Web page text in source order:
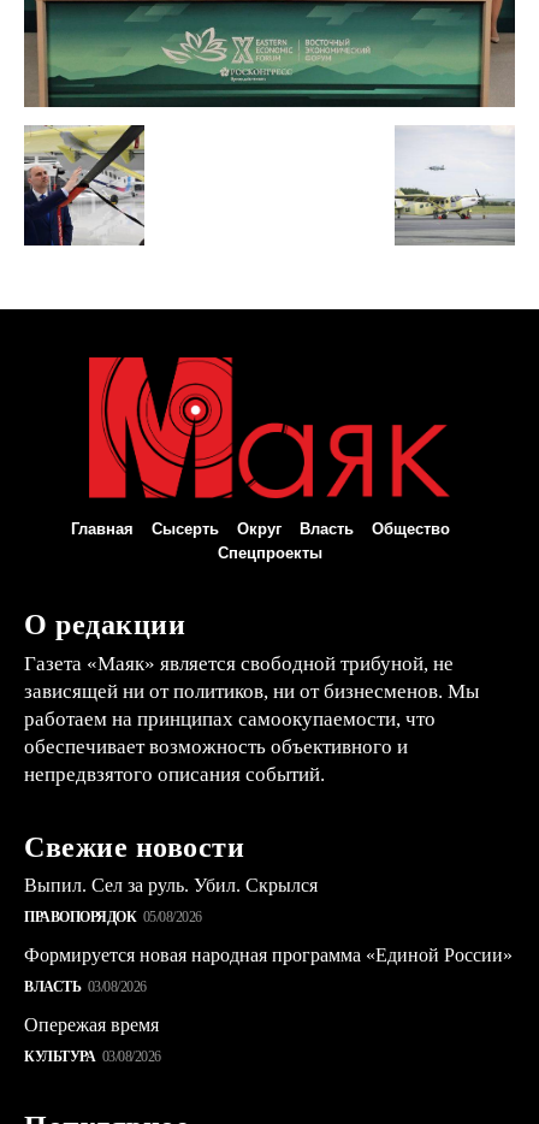
Главная Сысерть Округ Власть
Общество
Спецпроекты
О редакции
Газета «Маяк» является свободной трибуной, не
зависящей ни от политиков, ни от бизнесменов. Мы
работаем на принципах самоокупаемости, что
обеспечивает возможность объективного и
непредвзятого описания событий.
Свежие новости
Выпил. Сел за руль. Убил. Скрылся
ПРАВОПОРЯДОК 05/08/2026
Формируется новая народная программа «Единой России»
ВЛАСТЬ 03/08/2026
Опережая время
КУЛЬТУРА 03/08/2026